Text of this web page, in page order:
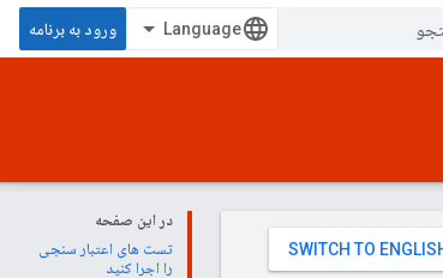
ورود به برنامه
در این صفحه
تست های اعتبار سنجی
را اجرا کنید